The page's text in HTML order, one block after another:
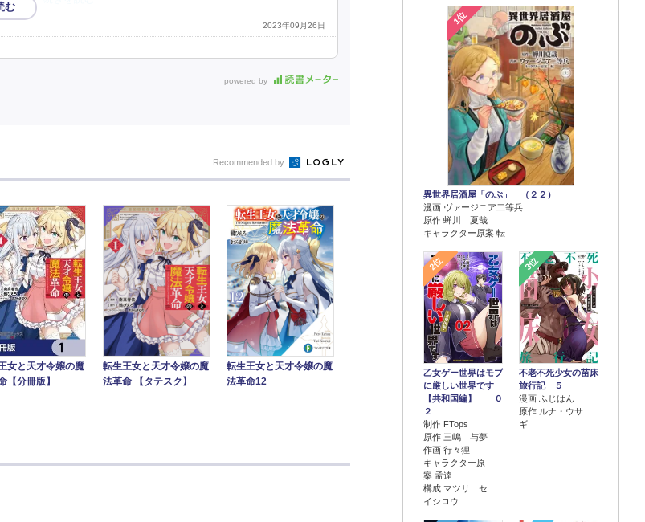
2023年09月26日
powered by
1位
異世界居酒屋「のぶ」 （２２）
漫画 ヴァージニア二等兵
原作 蝉川 夏哉
キャラクター原案 転
2位
乙女ゲー世界はモブ
に厳しい世界です
【共和国編】 ０
２
制作 FTops
原作 三嶋 与夢
作画 行々狸
キャラクター原
案 孟達
構成 マツリ セ
イシロウ
3位
不老不死少女の苗床
旅行記 ５
漫画 ふじはん
原作 ルナ・ウサ
ギ
Recommended by
女と天才令嬢の魔
【分冊版】
転生王女と天才令嬢の魔
法革命 【タテスク】
転生王女と天才令嬢の魔
法革命12